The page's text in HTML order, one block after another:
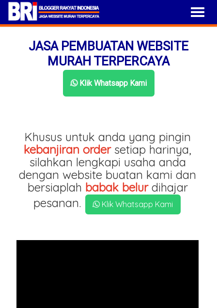
JASA PEMBUATAN WEBSITE
MURAH TERPERCAYA
Klik Whatsapp Kami
Khusus untuk anda yang pingin
kebanjiran ordersetiap harinya,
silahkan lengkapi usaha anda
dengan website buatan kami dan
bersiaplah babak belurdihajar
pesanan.
Klik Whatsapp Kami